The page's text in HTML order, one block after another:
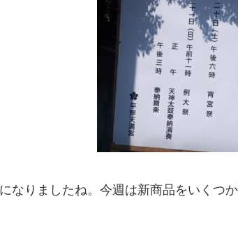
なりましたね。今週は新商品をいくつ